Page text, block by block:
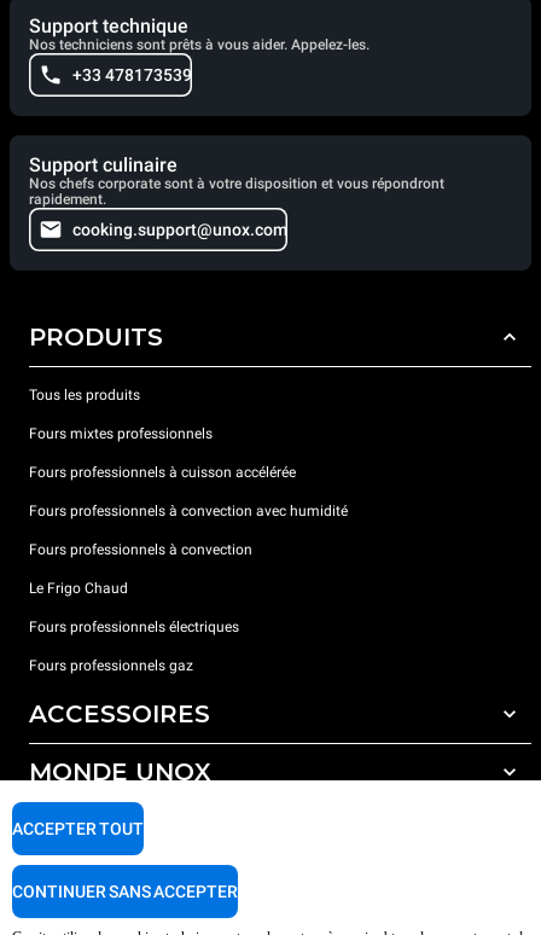
Support technique
Nos techniciens sont prêts à vous aider. Appelez-les.
+33 478173539
Support culinaire
Nos chefs corporate sont à votre disposition et vous répondront
rapidement.
cooking.support@unox.com
PRODUITS
Tous les produits
Fours mixtes professionnels
Fours professionnels à cuisson accélérée
Fours professionnels à convection avec humidité
Fours professionnels à convection
Le Frigo Chaud
Fours professionnels électriques
Fours professionnels gaz
ACCESSOIRES
Tous les accessoires
Détergents pour lavage automatique
Détergents pour lavage manuel
Traitement de l'eau avec filtres à résine
MONDE UNOX
Nos bureaux dans le monde
SUPPORT
Garantie Unox
ACCEPTER TOUT
CONTINUER SANS ACCEPTER